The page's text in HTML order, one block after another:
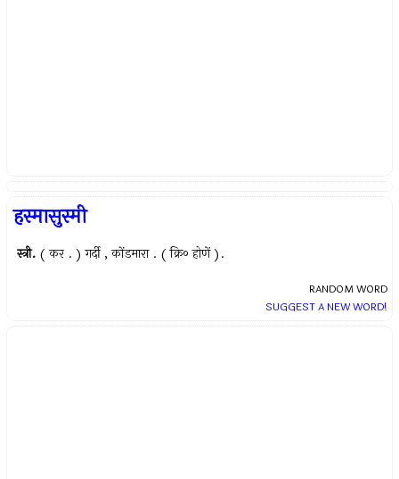
हस्मासुस्मी
स्त्री. ( कर . ) गर्दी , कोंडमारा . ( क्रि० होणें ).
RANDOM WORD
SUGGEST A NEW WORD!